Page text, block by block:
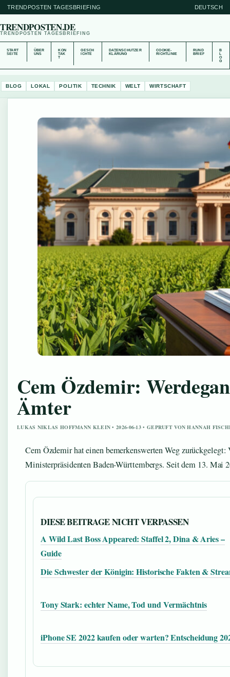
TRENDPOSTEN TAGESBRIEFING DEUTSCH
TRENDPOSTEN.DE
TRENDPOSTEN TAGESBRIEFING
START
SEITE
ÜBER
UNS
KON
TAK
T
GESCH
ICHTE
DATENSCHUTZER
KLÄRUNG
COOKIE-
RICHTLINIE
RUND
BRIEF
B
O
G
BLOG LOKAL POLITIK TECHNIK WELT WIRTSCHAFT
Cem Özdemir:
Ämter
LUKAS NIKLAS HOFFMANN KLEIN • 2026-06-13 • GEPRUFT VON HANNAH
Cem Özdemir hat einen bemerkenswerten Weg
Ministerpräsidenten Baden-Württembergs. Seit dem 13.
DIESE BEITRAGE NICHT VERPASSEN
A Wild Last Boss Appeared: Staffel 2, Dina & Aries –
Guide
Die Schwester der Königin: Historische Fakten &
Tony Stark: echter Name, Tod und Vermächtnis
iPhone SE 2022 kaufen oder warten? Entscheidung